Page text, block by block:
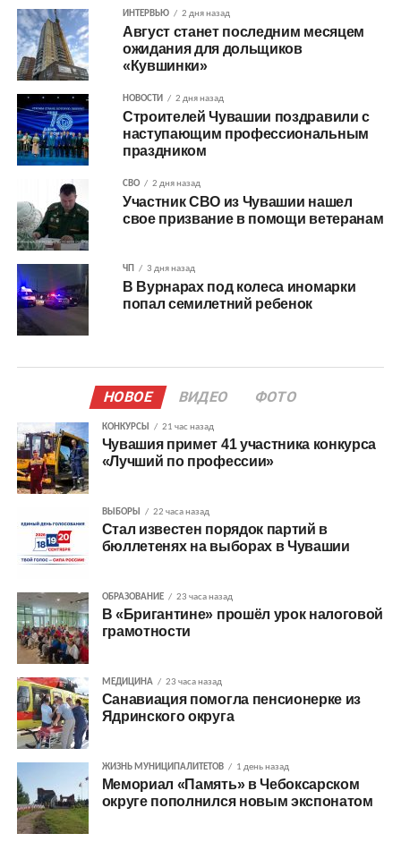
ИНТЕРВЬЮ 2 дня назад
Август станет последним месяцем
ожидания для дольщиков
«Кувшинки»
НОВОСТИ 2 дня назад
Строителей Чувашии поздравили с
наступающим профессиональным
праздником
СВО 2 дня назад
Участник СВО из Чувашии нашел
свое призвание в помощи ветеранам
ЧП 3 дня назад
В Вурнарах под колеса иномарки
попал семилетний ребенок
НОВОЕ ВИДЕО ФОТО
КОНКУРСЫ 21 час назад
Чувашия примет 41 участника конкурса
«Лучший по профессии»
ВЫБОРЫ 22 часа назад
Стал известен порядок партий в
бюллетенях на выборах в Чувашии
ОБРАЗОВАНИЕ 23 часа назад
В «Бригантине» прошёл урок налоговой
грамотности
МЕДИЦИНА 23 часа назад
Санавиация помогла пенсионерке из
Ядринского округа
ЖИЗНЬ МУНИЦИПАЛИТЕТОВ 1 день назад
Мемориал «Память» в Чебоксарском
округе пополнился новым экспонатом